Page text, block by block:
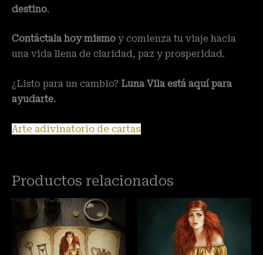
destino.
Contáctala hoy mismo y comienza tu viaje hacia
una vida llena de claridad, paz y prosperidad.
¿Listo para un cambio? Luna Vila está aquí para
ayudarte.
Arte adivinatorio de cartas
Productos relacionados